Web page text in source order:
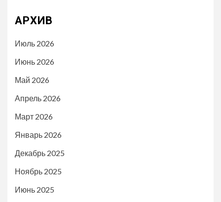
АРХИВ
Июль 2026
Июнь 2026
Май 2026
Апрель 2026
Март 2026
Январь 2026
Декабрь 2025
Ноябрь 2025
Июнь 2025